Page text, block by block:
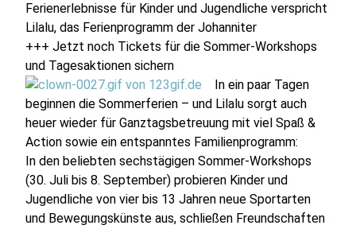
Ferienerlebnisse für Kinder und Jugendliche verspricht
Lilalu, das Ferienprogramm der Johanniter
+++ Jetzt noch Tickets für die Sommer-Workshops
und Tagesaktionen sichern
In ein paar Tagen
beginnen die Sommerferien – und Lilalu sorgt auch
heuer wieder für Ganztagsbetreuung mit viel Spaß &
Action sowie ein entspanntes Familienprogramm:
In den beliebten sechstägigen Sommer-Workshops
(30. Juli bis 8. September) probieren Kinder und
Jugendliche von vier bis 13 Jahren neue Sportarten
und Bewegungskünste aus, schließen Freundschaften